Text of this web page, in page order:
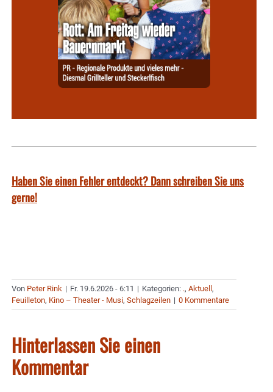
Haben Sie einen Fehler entdeckt? Dann schreiben Sie uns
gerne!
Von Peter Rink | Fr. 19.6.2026 - 6:11 | Kategorien: ., Aktuell ,
Feuilleton, Kino – Theater - Musi, Schlagzeilen | 0 Kommentare
Hinterlassen Sie einen
Kommentar